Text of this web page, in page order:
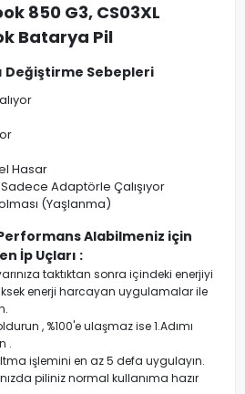
850 G3, CS03XL
Batarya Pil
Değiştirme Sebepleri
Hasar
Adaptörle Çalışıyor
(Yaşlanma)
Alabilmeniz için
İp Uçları :
taktıktan sonra içindeki enerjiyi
enerji harcayan uygulamalar ile
, %100'e ulaşmaz ise 1.Adımı
.
işlemini en az 5 defa uygulayın.
piliniz normal kullanıma hazır